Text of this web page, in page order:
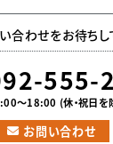
合わせをお待ちし
555-
〜18:00 (休・祝日を
お問い合わせ